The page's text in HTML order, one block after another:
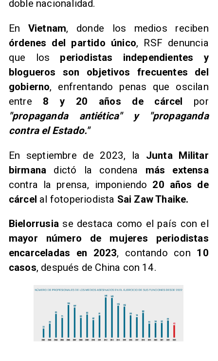
doble nacionalidad.
​En Vietnam, donde los medios reciben
órdenes del partido único, RSF denuncia
que los periodistas independientes y
blogueros
son objetivos frecuentes del
gobierno, enfrentando penas que oscilan
entre 8 y 20 años de cárcel por
"propaganda antiética" y "propaganda
contra el Estado."
​En septiembre de 2023, la Junta Militar
birmana dictó la condena más extensa
contra la prensa, imponiendo 20 años de
cárcel al fotoperiodista Sai Zaw Thaike.
​Bielorrusia se destaca como el país con el
mayor número de mujeres periodistas
encarceladas en 2023, contando con 10
casos, después de China con 14.